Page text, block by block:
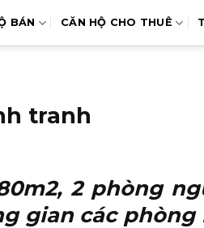
BÁN CĂN HỘ CHO THUÊ
tranh
2 phòng
gian các phòng